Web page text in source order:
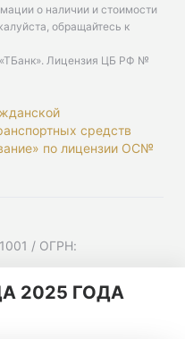
о наличии и стоимости
обращайтесь к
Лицензия ЦБ РФ №
средств
по лицензии ОС№
/ ОГРН:
9-18
2025 ГОДА